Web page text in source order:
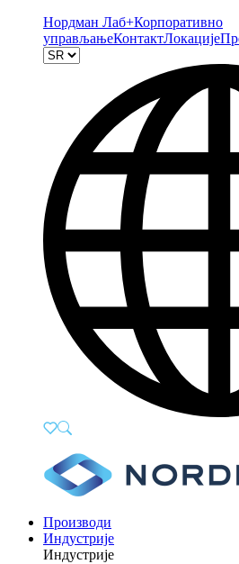
Нордман Лаб+Корпоративно
управљањеКонтактЛокације
Производи
Индустрије
Индустрије